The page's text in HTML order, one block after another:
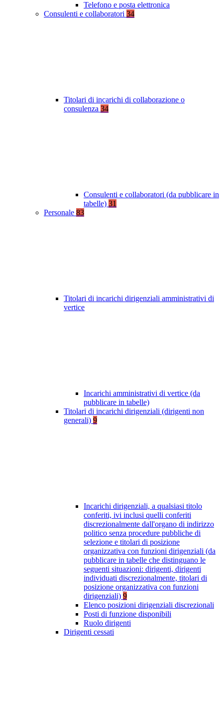
Telefono e posta elettronica
Consulenti e collaboratori 34
Titolari di incarichi di collaborazione o
consulenza 34
Consulenti e collaboratori (da pubblicare in
tabelle) 31
Personale 83
Titolari di incarichi dirigenziali amministrativi di
vertice
Incarichi amministrativi di vertice (da
pubblicare in tabelle)
Titolari di incarichi dirigenziali (dirigenti non
generali) 9
Incarichi dirigenziali, a qualsiasi titolo
conferiti, ivi inclusi quelli conferiti
discrezionalmente dall'organo di indirizzo
politico senza procedure pubbliche di
selezione e titolari di posizione
organizzativa con funzioni dirigenziali (da
pubblicare in tabelle che distinguano le
seguenti situazioni: dirigenti, dirigenti
individuati discrezionalmente, titolari di
posizione organizzativa con funzioni
dirigenziali) 9
Elenco posizioni dirigenziali discrezionali
Posti di funzione disponibili
Ruolo dirigenti
Dirigenti cessati